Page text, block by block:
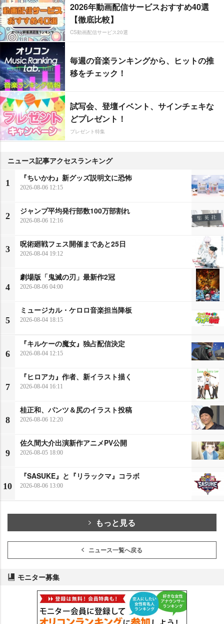
2026年動画配信サービスおすすめ40選
【徹底比較】
CS動画配信サービス20選
毎週の音楽ランキングから、ヒットの推
移をチェック！
試写会、登壇イベント、サインチェキな
どプレゼント！
プレゼント特集
ニュース記事アクセスランキング
1
『ちいかわ』新グッズ説明文に恐怖
2026-08-06 12:15
2
ジャンプ平均発行部数100万部割れ
2026-08-06 12:16
3
呪術廻戦フェス開催まであと25日
2026-08-04 19:12
4
劇場版「鬼滅の刃」最新作2冠
2026-08-06 04:00
5
ミュージカル・ケロロ音楽担当降板
2026-08-04 18:15
6
『キルケーの魔女』独占配信決定
2026-08-04 12:15
7
『ヒロアカ』作者、新イラスト描く
2026-08-04 16:11
8
桂正和、パンツ＆尻のイラスト投稿
2026-08-06 12:20
9
佐久間大介出演新作アニメPV公開
2026-08-05 18:00
10
『SASUKE』と『リラックマ』コラボ
2026-08-06 13:00
もっと見る
ニュース一覧へ戻る
モニター募集